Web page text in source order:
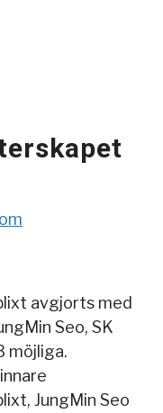
avgjorts med
Seo, SK
möjliga.
JungMin Seo